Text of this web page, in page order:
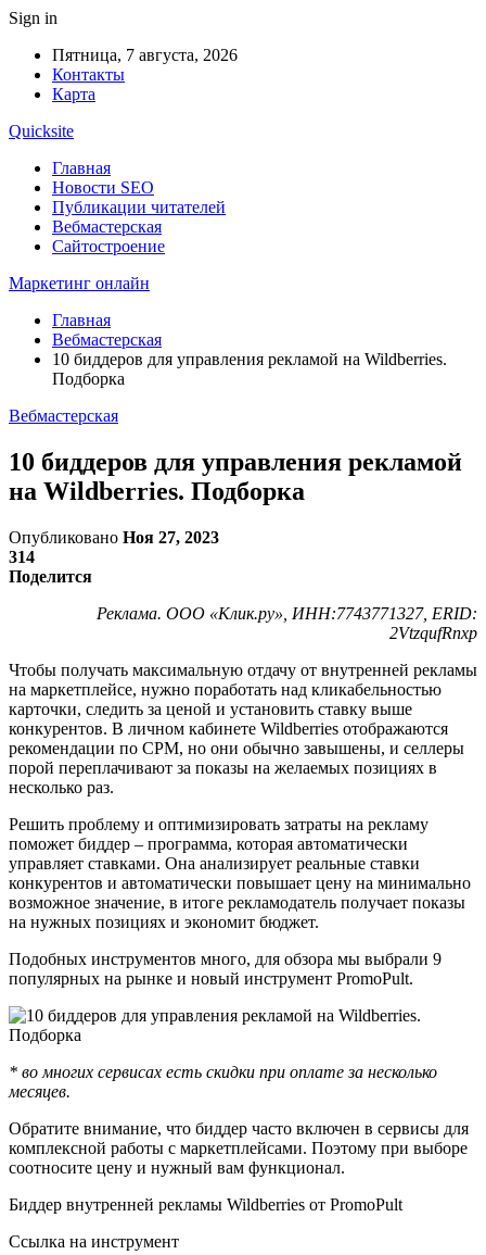
Sign in
Пятница, 7 августа, 2026
Контакты
Карта
Quicksite
Главная
Новости SEO
Публикации читателей
Вебмастерская
Сайтостроение
Маркетинг онлайн
Главная
Вебмастерская
10 биддеров для управления рекламой на Wildberries.
Подборка
Вебмастерская
10 биддеров для управления рекламой
на Wildberries. Подборка
Опубликовано Ноя 27, 2023
314
Поделится
Реклама. ООО «Клик.ру», ИНН:7743771327, ERID:
2VtzqufRnxp
Чтобы получать максимальную отдачу от внутренней рекламы
на маркетплейсе, нужно поработать над кликабельностью
карточки, следить за ценой и установить ставку выше
конкурентов. В личном кабинете Wildberries отображаются
рекомендации по CPM, но они обычно завышены, и селлеры
порой переплачивают за показы на желаемых позициях в
несколько раз.
Решить проблему и оптимизировать затраты на рекламу
поможет биддер – программа, которая автоматически
управляет ставками. Она анализирует реальные ставки
конкурентов и автоматически повышает цену на минимально
возможное значение, в итоге рекламодатель получает показы
на нужных позициях и экономит бюджет.
Подобных инструментов много, для обзора мы выбрали 9
популярных на рынке и новый инструмент PromoPult.
* во многих сервисах есть скидки при оплате за несколько
месяцев.
Обратите внимание, что биддер часто включен в сервисы для
комплексной работы с маркетплейсами. Поэтому при выборе
соотносите цену и нужный вам функционал.
Биддер внутренней рекламы Wildberries от PromoPult
Ссылка на инструмент